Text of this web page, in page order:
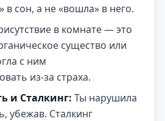
в сон, а не «вошла» в него.
в комнате — это
существо или
с ним
из-за страха.
и Сталкинг: Ты нарушила
убежав. Сталкинг